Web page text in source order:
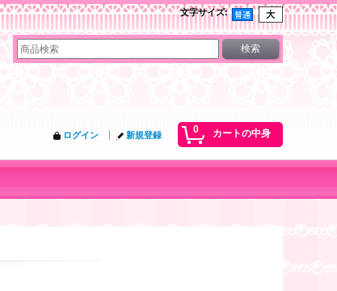
文字サイズ:
0 カートの中身
ログイン 新規登録